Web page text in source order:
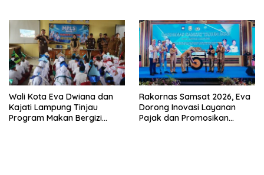
Masyarakat
Lampung
Wali Kota Eva Dwiana dan
Kajati Lampung Tinjau
Program Makan Bergizi
Rakornas Samsat 2026, Eva
Dorong Inovasi Layanan
Pajak dan Promosikan